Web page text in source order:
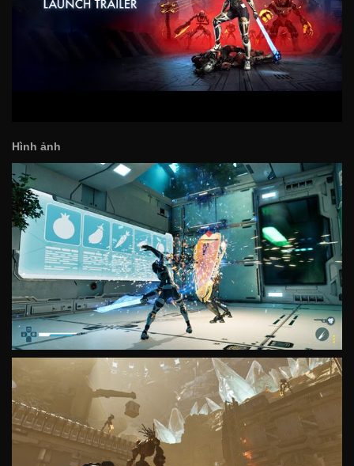
Hình ảnh